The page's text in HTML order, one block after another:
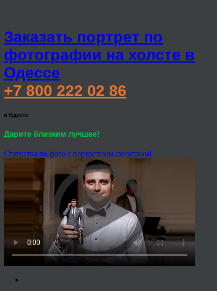
Заказать портрет по
фотографии на холсте в
Одессе
+7 800 222 02 86
в Одессе
Дарите близким лучшее!
Статуэтка по фото с портретным сходством!